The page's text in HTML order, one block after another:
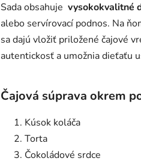
Sada obsahuje vysokokvalitné
alebo servírovací podnos. Na
sa dajú vložiť priložené čajové
autentickosť a umožnia dieťaťu
Čajová súprava okrem
Kúsok koláča
Torta
Čokoládové srdce